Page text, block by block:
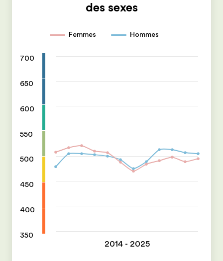
des sexes
Femmes Hommes
700
650
600
550
500
450
400
350
2014 - 2025